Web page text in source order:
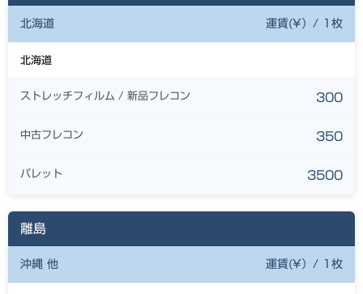
北海道 運賃(¥）/ 1枚
北海道
ストレッチフィルム / 新品フレコン 300
中古フレコン 350
パレット 3500
離島
沖縄 他 運賃(¥）/ 1枚